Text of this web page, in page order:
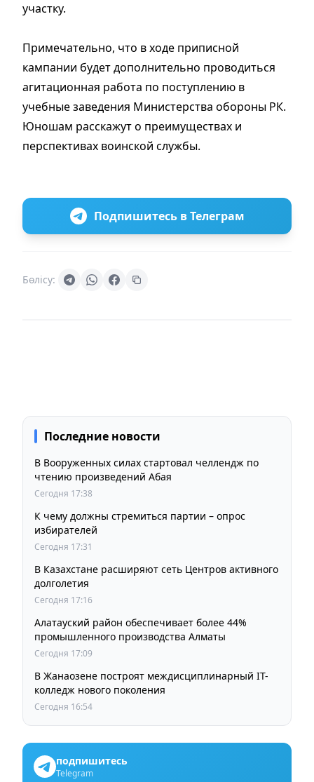
участку.
Примечательно, что в ходе приписной
кампании будет дополнительно проводиться
агитационная работа по поступлению в
учебные заведения Министерства обороны РК.
Юношам расскажут о преимуществах и
перспективах воинской службы.
Подпишитесь в Телеграм
Бөлісу:
Последние новости
В Вооруженных силах стартовал челлендж по
чтению произведений Абая
Сегодня 17:38
К чему должны стремиться партии – опрос
избирателей
Сегодня 17:31
В Казахстане расширяют сеть Центров активного
долголетия
Сегодня 17:16
Алатауский район обеспечивает более 44%
промышленного производства Алматы
Сегодня 17:09
В Жанаозене построят междисциплинарный IT-
колледж нового поколения
Сегодня 16:54
подпишитесь
Telegram